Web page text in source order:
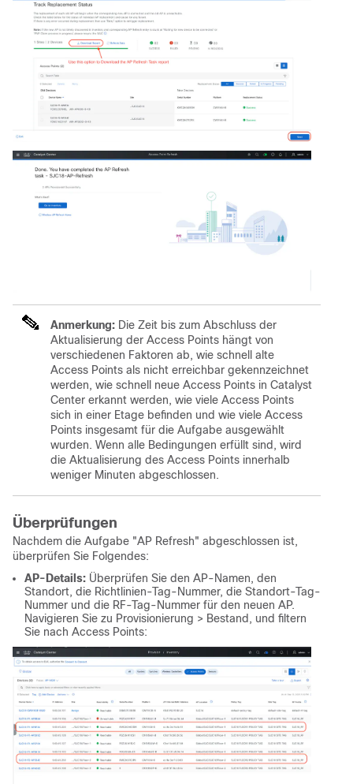
Anmerkung: Die Zeit bis zum Abschluss der
Aktualisierung der Access Points hängt von
verschiedenen Faktoren ab, wie schnell alte
Access Points als nicht erreichbar gekennzeichnet
werden, wie schnell neue Access Points in Catalyst
Center erkannt werden, wie viele Access Points
sich in einer Etage befinden und wie viele Access
Points insgesamt für die Aufgabe ausgewählt
wurden. Wenn alle Bedingungen erfüllt sind, wird
die Aktualisierung des Access Points innerhalb
weniger Minuten abgeschlossen.
Überprüfungen
Nachdem die Aufgabe "AP Refresh" abgeschlossen ist,
überprüfen Sie Folgendes:
AP-Details: Überprüfen Sie den AP-Namen, den
Standort, die Richtlinien-Tag-Nummer, die Standort-Tag-
Nummer und die RF-Tag-Nummer für den neuen AP.
Navigieren Sie zu Provisionierung > Bestand, und filtern
Sie nach Access Points: